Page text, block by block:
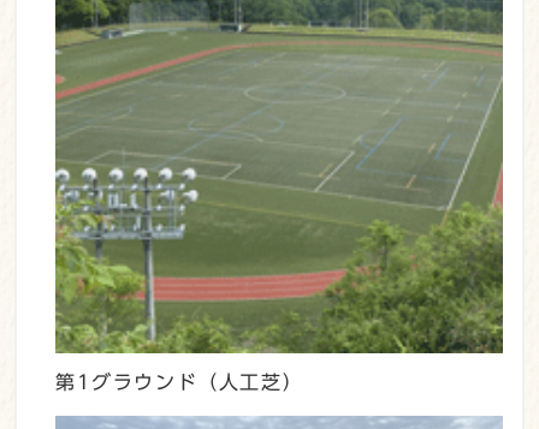
第1グラウンド（人工芝）